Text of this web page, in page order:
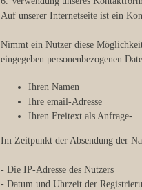
Auf unserer Internetseite ist ein
Nimmt ein Nutzer diese
eingegeben personenbezogenen
Ihren Namen
Ihre email-Adresse
Ihren Freitext als Anfrage-
Im Zeitpunkt der Absendung der
- Die IP-Adresse des Nutzers
- Datum und Uhrzeit der